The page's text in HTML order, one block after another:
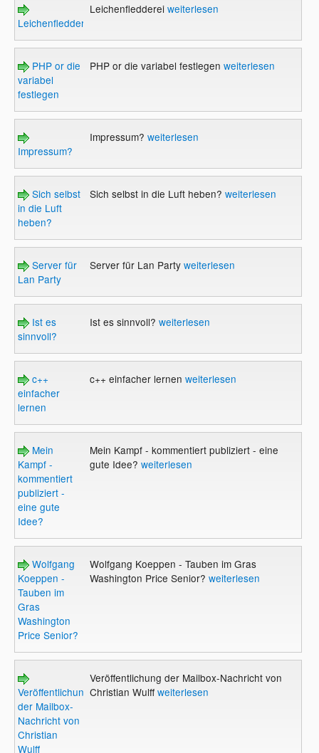
Leichenfledderei
Leichenfledderei weiterlesen
PHP or die
variabel
festlegen
PHP or die variabel festlegen weiterlesen
Impressum?
Impressum? weiterlesen
Sich selbst
in die Luft
heben?
Sich selbst in die Luft heben? weiterlesen
Server für
Lan Party
Server für Lan Party weiterlesen
Ist es
sinnvoll?
Ist es sinnvoll? weiterlesen
c++
einfacher
lernen
c++ einfacher lernen weiterlesen
Mein
Kampf -
kommentiert
publiziert -
eine gute
Idee?
Mein Kampf - kommentiert publiziert - eine
gute Idee? weiterlesen
Wolfgang
Koeppen -
Tauben im
Gras
Washington
Price Senior?
Wolfgang Koeppen - Tauben im Gras
Washington Price Senior? weiterlesen
Veröffentlichung
der Mailbox-
Nachricht von
Christian
Wulff
Veröffentlichung der Mailbox-Nachricht von
Christian Wulff weiterlesen